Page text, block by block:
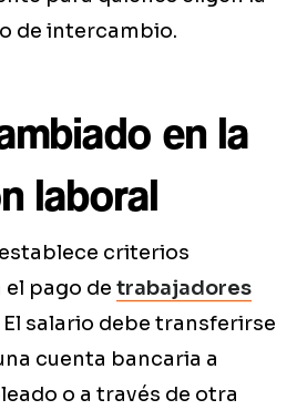
de intercambio.
en la
laboral
criterios
pago de trabajadores
El salario debe transferirse
cuenta bancaria a
o a través de otra